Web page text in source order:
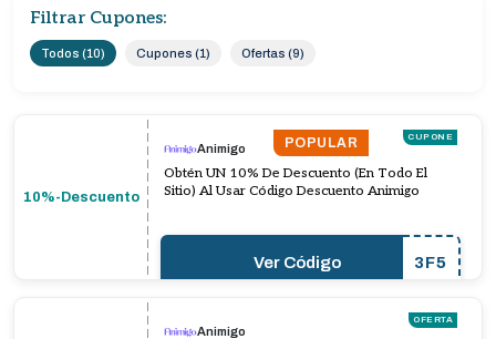
Filtrar Cupones:
Todos (10) Cupones (1) Ofertas (9)
10%-Descuento
POPULAR CUPONE
Animigo
Obtén UN 10% De Descuento (En Todo El
Sitio) Al Usar Código Descuento Animigo
Ver Código 3F5
OFERTA
Animigo